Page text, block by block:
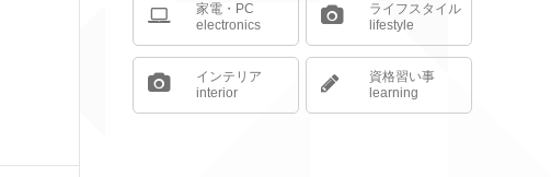
家電・PC
electronics
ライフスタイル
lifestyle
インテリア
interior
資格習い事
learning